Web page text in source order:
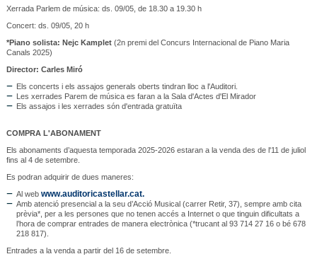
Xerrada Parlem de música: ds. 09/05, de 18.30 a 19.30 h
Concert: ds. 09/05, 20 h
*Piano solista: Nejc Kamplet(2n premi del Concurs Internacional de Piano Maria
Canals 2025)
Director: Carles Miró
Els concerts i els assajos generals oberts tindran lloc a l'Auditori.
Les xerrades Parem de música es faran a la Sala d'Actes d'El Mirador
Els assajos i les xerrades són d'entrada gratuïta
COMPRA L'ABONAMENT
Els abonaments d’aquesta temporada 2025-2026 estaran a la venda des de l'11 de juliol
fins al 4 de setembre.
Es podran adquirir de dues maneres:
Al web www.auditoricastellar.cat.
Amb atenció presencial a la seu d’Acció Musical (carrer Retir, 37), sempre amb cita
prèvia*, per a les persones que no tenen accés a Internet o que tinguin dificultats a
l’hora de comprar entrades de manera electrònica (*trucant al 93 714 27 16 o bé 678
218 817).
Entrades a la venda a partir del 16 de setembre.